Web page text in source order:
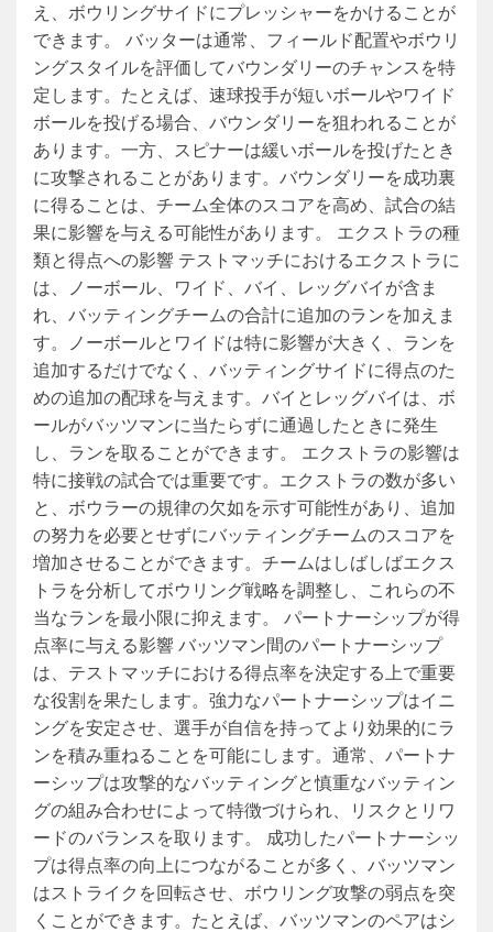
え、ボウリングサイドにプレッシャーをかけることが
できます。 バッターは通常、フィールド配置やボウリ
ングスタイルを評価してバウンダリーのチャンスを特
定します。たとえば、速球投手が短いボールやワイド
ボールを投げる場合、バウンダリーを狙われることが
あります。一方、スピナーは緩いボールを投げたとき
に攻撃されることがあります。バウンダリーを成功裏
に得ることは、チーム全体のスコアを高め、試合の結
果に影響を与える可能性があります。 エクストラの種
類と得点への影響 テストマッチにおけるエクストラに
は、ノーボール、ワイド、バイ、レッグバイが含ま
れ、バッティングチームの合計に追加のランを加えま
す。ノーボールとワイドは特に影響が大きく、ランを
追加するだけでなく、バッティングサイドに得点のた
めの追加の配球を与えます。バイとレッグバイは、ボ
ールがバッツマンに当たらずに通過したときに発生
し、ランを取ることができます。 エクストラの影響は
特に接戦の試合では重要です。エクストラの数が多い
と、ボウラーの規律の欠如を示す可能性があり、追加
の努力を必要とせずにバッティングチームのスコアを
増加させることができます。チームはしばしばエクス
トラを分析してボウリング戦略を調整し、これらの不
当なランを最小限に抑えます。 パートナーシップが得
点率に与える影響 バッツマン間のパートナーシップ
は、テストマッチにおける得点率を決定する上で重要
な役割を果たします。強力なパートナーシップはイニ
ングを安定させ、選手が自信を持ってより効果的にラ
ンを積み重ねることを可能にします。通常、パートナ
ーシップは攻撃的なバッティングと慎重なバッティン
グの組み合わせによって特徴づけられ、リスクとリワ
ードのバランスを取ります。 成功したパートナーシッ
プは得点率の向上につながることが多く、バッツマン
はストライクを回転させ、ボウリング攻撃の弱点を突
くことができます。たとえば、バッツマンのペアはシ